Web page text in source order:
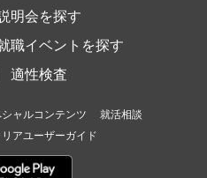
明会を探す
職イベントを探す
適性検査
シャルコンテンツ
就活相談
アユーザーガイド